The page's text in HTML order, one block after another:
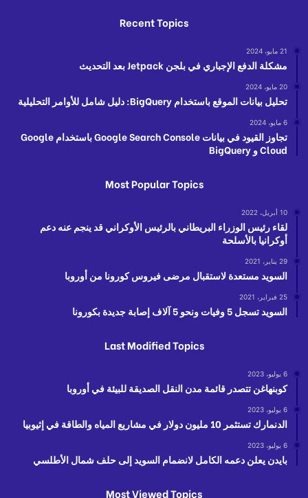
Recent Topics
21 مايو، 2024
مشكلة الدفع الإجباري في بلجن Jetpack بعد التحديث
20 مايو، 2024
تحليل بيانات الموقع باستخدام BigQuery: دليل شامل للأوامر التحليلية
6 مايو، 2024
تجاوز القيود في بيانات Google Search Console باستخدام Google
Cloud و BigQuery
Most Popular Topics
10 أبريل، 2022
لقاء رئيس الوزراء البريطاني بالرئيس الأوكراني قد ينجم عنه دعم
أوكرانيا بالأسلحة
29 يناير، 2021
السويد مستعدة لاستقبال مرضى فيروس كورونا من أوروبا
25 فبراير، 2021
السويد تسجل 5 وفيات ونحو 5 آلاف إصابة جديدة بكورونا
Last Modified Topics
6 يوليو، 2023
كوبنهاغن تتصدر قائمة مدن النقل الصديقة للبيئة في أوروبا
6 يوليو، 2023
الدنمارك تستثمر 10 مليون دولار في مشاريع المياه والطاقة في إثيوبيا
6 يوليو، 2023
بايدن يعلن دعمه الكامل لانضمام السويد إلى حلف شمال الأطلسي
Most Viewed Topics